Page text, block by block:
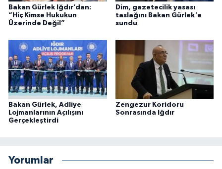
Bakan Gürlek Iğdır’dan:
“Hiç Kimse Hukukun
Üzerinde Değil”
Dim, gazetecilik yasası
taslağını Bakan Gürlek'e
sundu
Bakan Gürlek, Adliye
Lojmanlarının Açılışını
Gerçekleştirdi
Zengezur Koridoru
Sonrasında Iğdır
Yorumlar